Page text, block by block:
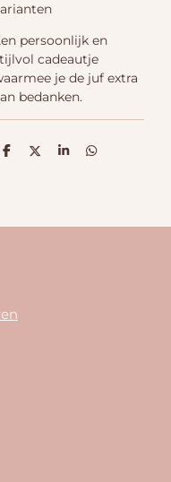
persoonlijk en
cadeautje
je de juf extra
bedanken.
D
D
S
D